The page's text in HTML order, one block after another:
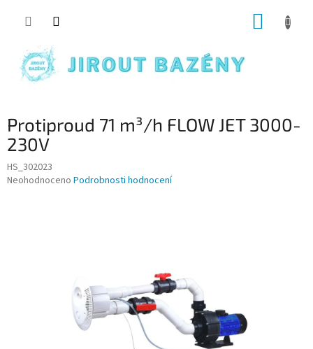
Protiproud 71 m³/h FLOW JET 3000-
230V
HS_302023
Průměrné hodnocení produktu je 0,0 z 5 hvězdiček.
Neohodnoceno Podrobnosti hodnocení